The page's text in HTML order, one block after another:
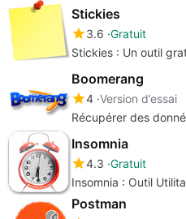
Stickies
3.6 Gratuit
Stickies : Un outil
Boomerang
4 Version d’essai
Récupérer des
Insomnia
4.3 Gratuit
Insomnia : Outil
Postman